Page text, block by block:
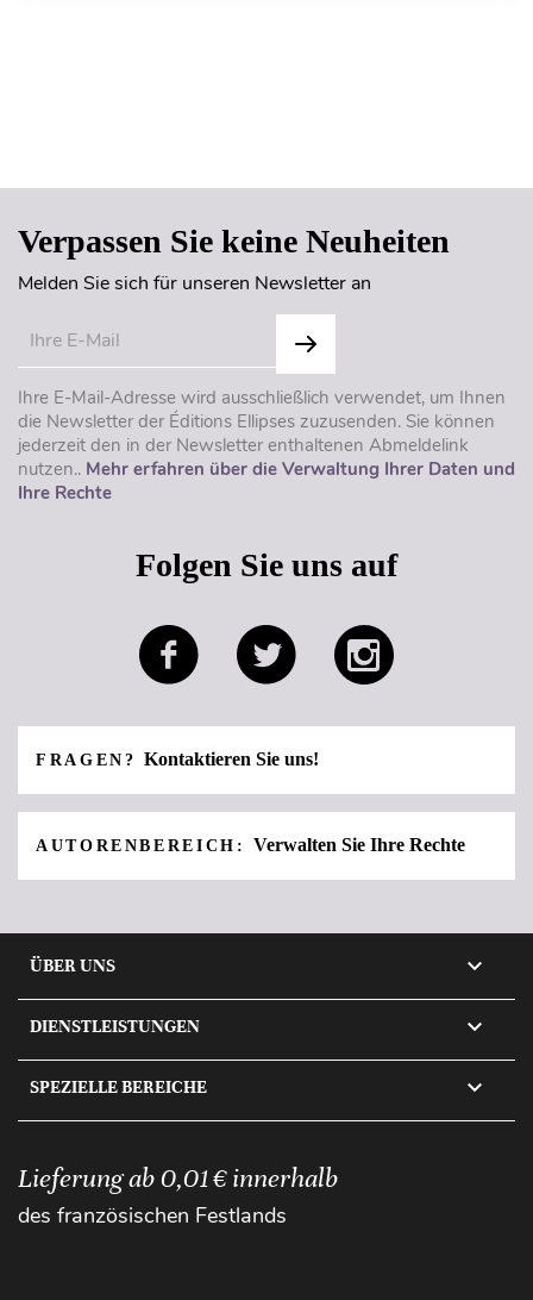
Verpassen Sie keine Neuheiten
Melden Sie sich für unseren Newsletter an
Ihre E-Mail-Adresse wird ausschließlich verwendet, um Ihnen
die Newsletter der Éditions Ellipses zuzusenden. Sie können
jederzeit den in der Newsletter enthaltenen Abmeldelink
nutzen.. Mehr erfahren über die Verwaltung Ihrer Daten und
Ihre Rechte
Folgen Sie uns auf
FRAGEN?Kontaktieren Sie uns!
AUTORENBEREICH: Verwalten Sie Ihre Rechte
ÜBER UNS 
DIENSTLEISTUNGEN 
SPEZIELLE BEREICHE 
Lieferung ab 0,01 € innerhalb
des französischen Festlands